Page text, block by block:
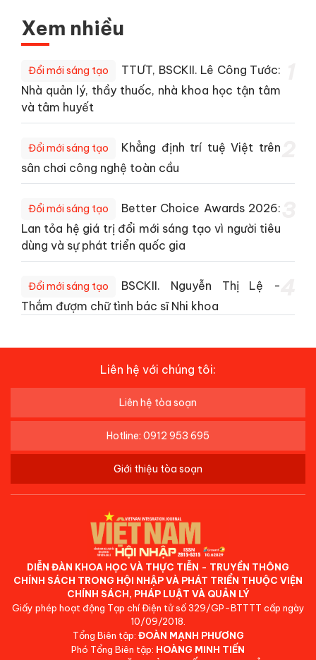
Xem nhiều
Đổi mới sáng tạo
TTƯT, BSCKII. Lê Công Tước:
Nhà quản lý, thầy thuốc, nhà khoa học tận tâm
và tâm huyết
Đổi mới sáng tạo
Khẳng định trí tuệ Việt trên
sân chơi công nghệ toàn cầu
Đổi mới sáng tạo
Better Choice Awards 2026:
Lan tỏa hệ giá trị đổi mới sáng tạo vì người tiêu
dùng và sự phát triển quốc gia
Đổi mới sáng tạo
BSCKII. Nguyễn Thị Lệ -
Thắm đượm chữ tình bác sĩ Nhi khoa
Liên hệ với chúng tôi:
Liên hệ tòa soạn
Hotline: 0912 953 695
Giới thiệu tòa soạn
DIỄN ĐÀN KHOA HỌC VÀ THỰC TIỄN - TRUYỀN THÔNG
CHÍNH SÁCH TRONG HỘI NHẬP VÀ PHÁT TRIỂN THUỘC VIỆN
CHÍNH SÁCH, PHÁP LUẬT VÀ QUẢN LÝ
Giấy phép hoạt động Tạp chí Điện tử số 329/GP-BTTTT cấp ngày
10/09/2018.
Tổng Biên tập: ĐOÀN MẠNH PHƯƠNG
Phó Tổng Biên tập: HOÀNG MINH TIẾN